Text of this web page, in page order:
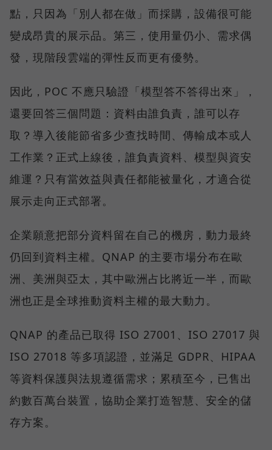
點，只因為「別人都在做」而採購，設備很可能
變成昂貴的展示品。第三，使用量仍小、需求偶
發，現階段雲端的彈性反而更有優勢。
因此，POC 不應只驗證「模型答不答得出來」，
還要回答三個問題：資料由誰負責，誰可以存
取？導入後能節省多少查找時間、傳輸成本或人
工作業？正式上線後，誰負責資料、模型與資安
維運？只有當效益與責任都能被量化，才適合從
展示走向正式部署。
企業願意把部分資料留在自己的機房，動力最終
仍回到資料主權。QNAP 的主要市場分布在歐
洲、美洲與亞太，其中歐洲占比將近一半，而歐
洲也正是全球推動資料主權的最大動力。
QNAP 的產品已取得 ISO 27001、ISO 27017 與
ISO 27018 等多項認證，並滿足 GDPR、HIPAA
等資料保護與法規遵循需求；累積至今，已售出
約數百萬台裝置，協助企業打造智慧、安全的儲
存方案。